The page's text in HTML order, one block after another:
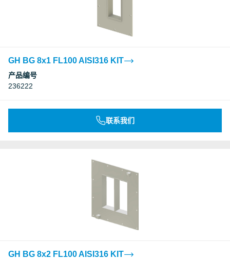
GH BG 8x1 FL100 AISI316 KIT
产品编号
236222
联系我们
GH BG 8x2 FL100 AISI316 KIT